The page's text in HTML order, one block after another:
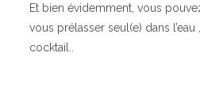
Et bien évidemment, vous
vous prélasser seul(e) dans
cocktail..